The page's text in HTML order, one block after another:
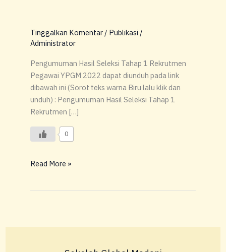
Tinggalkan Komentar / Publikasi /
Administrator
Pengumuman Hasil Seleksi Tahap 1 Rekrutmen
Pegawai YPGM 2022 dapat diunduh pada link
dibawah ini (Sorot teks warna Biru lalu klik dan
unduh) : Pengumuman Hasil Seleksi Tahap 1
Rekrutmen […]
0
Pegawai
YPGM
Read More »